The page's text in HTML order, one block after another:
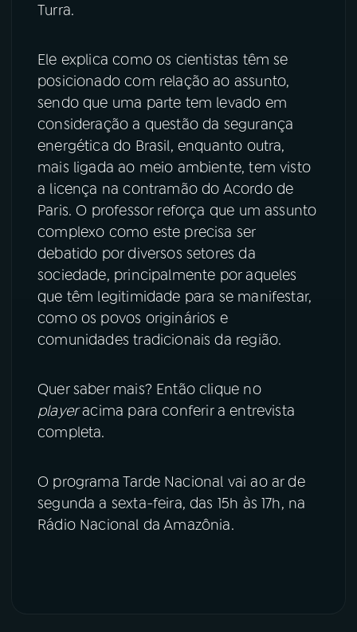
Turra.
Ele explica como os cientistas têm se
posicionado com relação ao assunto,
sendo que uma parte tem levado em
consideração a questão da segurança
energética do Brasil, enquanto outra,
mais ligada ao meio ambiente, tem visto
a licença na contramão do Acordo de
Paris. O professor reforça que um assunto
complexo como este precisa ser
debatido por diversos setores da
sociedade, principalmente por aqueles
que têm legitimidade para se manifestar,
como os povos originários e
comunidades tradicionais da região.
Quer saber mais? Então clique no
playeracima para conferir a entrevista
completa.
O programa Tarde Nacional vai ao ar de
segunda a sexta-feira, das 15h às 17h, na
Rádio Nacional da Amazônia.